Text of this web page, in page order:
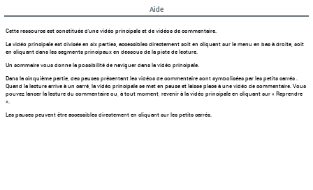
Aide
Cette ressource est constituée d'une vidéo principale et de vidéos de commentaire.
La vidéo principale est divisée en six parties, accessibles directement soit en cliquant sur le menu en bas à droite, soit
en cliquant dans les segments principaux en dessous de la piste de lecture.
Un sommaire vous donne la possibilité de naviguer dans la vidéo principale.
Dans la cinquième partie, des pauses présentant les vidéos de commentaire sont symbolisées par les petits carrés .
Quand la lecture arrive à un carré, la vidéo principale se met en pause et laisse place à une vidéo de commentaire. Vous
pouvez lancer la lecture du commentaire ou, à tout moment, revenir à la vidéo principale en cliquant sur « Reprendre
».
Les pauses peuvent être accessibles directement en cliquant sur les petits carrés.